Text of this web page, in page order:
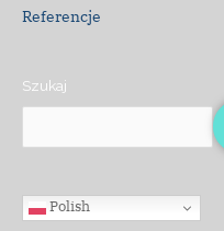
Referencje
Szukaj
Polish